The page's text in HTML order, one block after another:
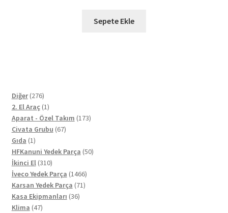
Sepete Ekle
Diğer 276276
ürün
2. El Araç 11
ürün
Aparat - Özel Takım 173173
Civata Grubu 6767
Gıda 11
ürün
HFKanuni Yedek Parça 5050
İkinci El 310310
ürün
İveco Yedek Parça 14661466
ürün
Karsan Yedek Parça 7171
Kasa Ekipmanları 3636
Klima 4747